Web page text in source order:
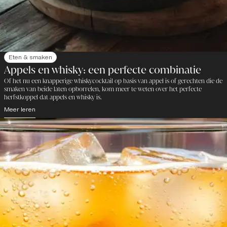
Eten & smaken
Appels en whisky: een perfecte combinatie
Of het nu een knapperige whiskycocktail op basis van appel is of gerechten die de
smaken van beide laten opborrelen, kom meer te weten over het perfecte
herfstkoppel dat appels en whisky is.
Meer leren